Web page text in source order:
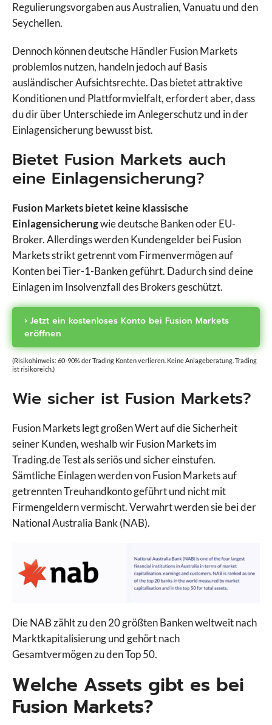
Regulierungsvorgaben aus Australien, Vanuatu und den
Seychellen.
Dennoch können deutsche Händler Fusion Markets
problemlos nutzen, handeln jedoch auf Basis
ausländischer Aufsichtsrechte. Das bietet attraktive
Konditionen und Plattformvielfalt, erfordert aber, dass
du dir über Unterschiede im Anlegerschutz und in der
Einlagensicherung bewusst bist.
Bietet Fusion Markets auch
eine Einlagensicherung?
Fusion Markets bietet keine klassische
Einlagensicherungwie deutsche Banken oder EU-
Broker. Allerdings werden Kundengelder bei Fusion
Markets strikt getrennt vom Firmenvermögen auf
Konten bei Tier-1-Banken geführt. Dadurch sind deine
Einlagen im Insolvenzfall des Brokers geschützt.
› Jetzt ein kostenloses Konto bei Fusion Markets
eröffnen
(Risikohinweis: 60-90% der Trading Konten verlieren. Keine Anlageberatung. Trading
ist risikoreich.)
Wie sicher ist Fusion Markets?
Fusion Markets legt großen Wert auf die Sicherheit
seiner Kunden, weshalb wir Fusion Markets im
Trading.de Test als seriös und sicher einstufen.
Sämtliche Einlagen werden von Fusion Markets auf
getrennten Treuhandkonto geführt und nicht mit
Firmengeldern vermischt. Verwahrt werden sie bei der
National Australia Bank (NAB).
Die NAB zählt zu den 20 größten Banken weltweit nach
Marktkapitalisierung und gehört nach
Gesamtvermögen zu den Top 50.
Welche Assets gibt es bei
Fusion Markets?